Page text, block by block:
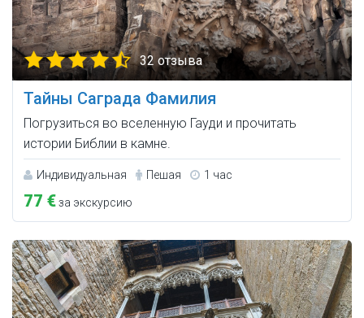
32 отзыва
Тайны Саграда Фамилия
Погрузиться во вселенную Гауди и прочитать
истории Библии в камне.
Индивидуальная Пешая 1 час
77 €за экскурсию